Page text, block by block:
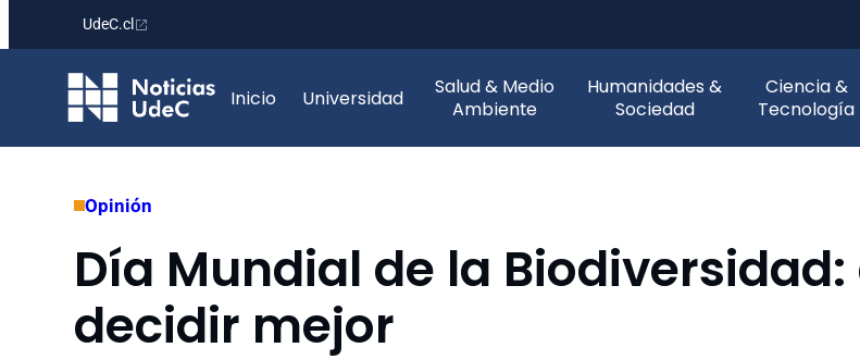
contenido
UdeC.cl
Inicio Universidad
Salud & Medio
Ambiente
Humanidades &
Sociedad
Ciencia &
Tecnología
Opinión
Día Mundial de la
decidir mejor